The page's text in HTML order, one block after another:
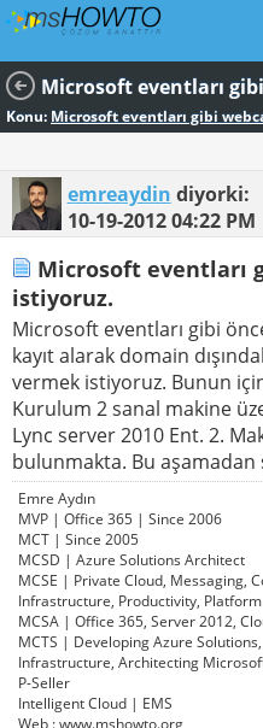
Konu: Microsoft eventları gibi
emreaydin diyorki:
10-19-201204:22 PM
Microsoft eventları
istiyoruz.
Microsoft eventları gibi
kayıt alarak domain
vermek istiyoruz. Bunun
Kurulum 2 sanal makine
Lync server 2010 Ent. 2.
bulunmakta. Bu aşamadan
Emre Aydın
MVP | Office 365 | Since 2006
MCT | Since 2005
MCSD | Azure Solutions Architect
MCSE | Private Cloud, Messaging,
Infrastructure, Productivity, Platform
MCSA | Office 365, Server 2012,
MCTS | Developing Azure
Infrastructure, Architecting
P-Seller
Intelligent Cloud | EMS